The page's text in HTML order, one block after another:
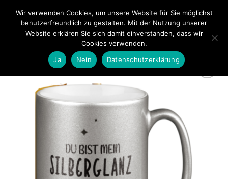
Inhalt
springen
0
Wir verwenden Cookies, um unsere Website für Sie möglichst
benutzerfreundlich zu gestalten. Mit der Nutzung unserer
Website erklären Sie sich damit einverstanden, dass wir
Cookies verwenden.
Ja
Nein Datenschutzerklärung